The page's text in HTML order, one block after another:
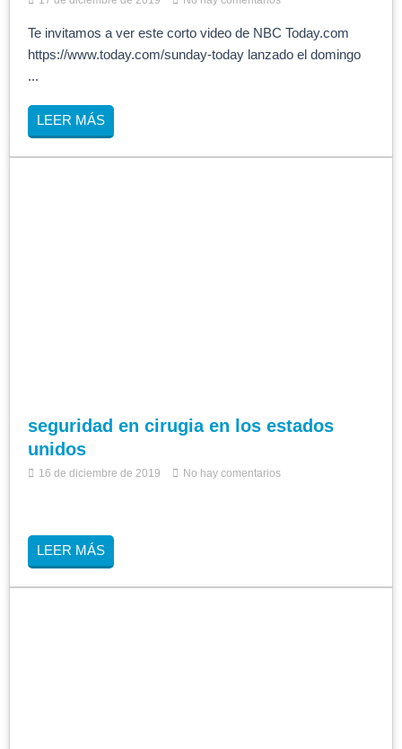
Te invitamos a ver este corto video de NBC Today.com
https://www.today.com/sunday-today lanzado el domingo
...
LEER MÁS
seguridad en cirugia en los estados
unidos
16 de diciembre de 2019 No hay comentarios
LEER MÁS